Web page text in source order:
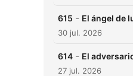
615 - El ángel de
30 jul. 2026
614 - El
27 jul. 2026